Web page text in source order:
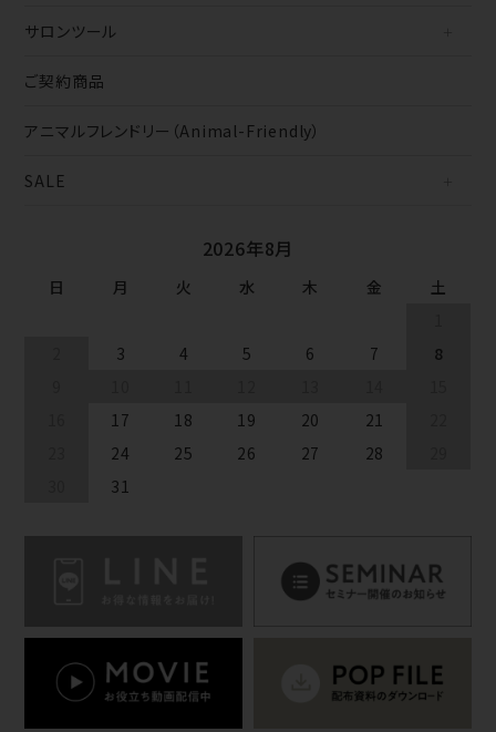
サロンツール
ご契約商品
アニマルフレンドリー（Animal-Friendly）
SALE
2026年8月
日 月 火 水 木 金
土
3 4 5 6 7
8
17 18 19 20 21
24 25 26 27 28
31